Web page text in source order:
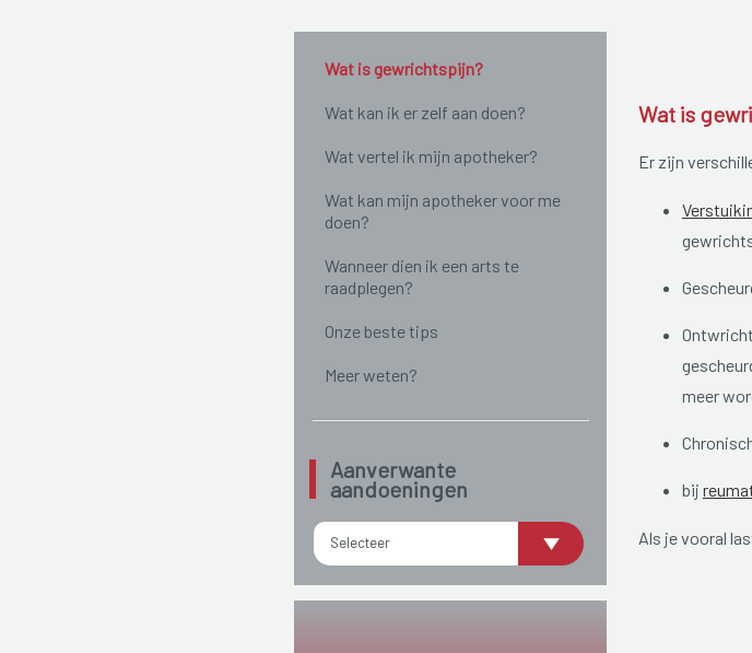
Wat is gewrichtspijn?
Wat kan ik er zelf aan doen?
Wat vertel ik mijn apotheker?
Wat kan mijn apotheker voor me
doen?
Wanneer dien ik een arts te
raadplegen?
Onze beste tips
Meer weten?
Aanverwante
aandoeningen
Selecteer
Wat is
Er zijn
meer
bij
Als je vooral